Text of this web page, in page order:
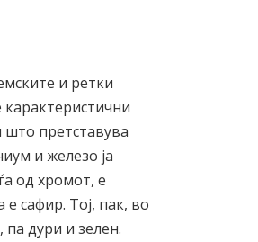
и ретки
претставува
и железо ја
од хромот, е
сафир. Тој, пак, во
дури и зелен.